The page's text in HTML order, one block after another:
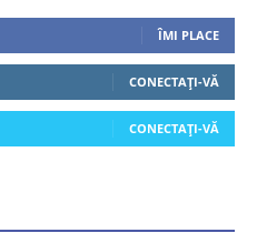
ÎMI PLACE
CONECTAȚI-VĂ
CONECTAȚI-VĂ